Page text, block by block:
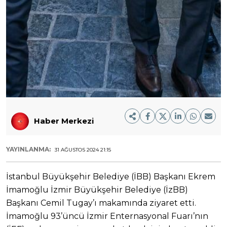
Haber Merkezi
YAYINLANMA: 31 AĞUSTOS 2024 21:15
İstanbul Büyükşehir Belediye (İBB) Başkanı Ekrem
İmamoğlu İzmir Büyükşehir Belediye (İzBB)
Başkanı Cemil Tugay’ı makamında ziyaret etti.
İmamoğlu 93’üncü İzmir Enternasyonal Fuarı’nın